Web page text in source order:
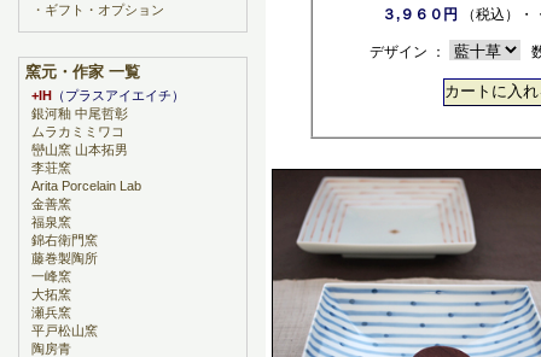
３,９６０円 （税込）・
デザイン ：
・ ギフト・オプション
窯元・作家 一覧
+IH （プラスアイエイチ）
銀河釉 中尾哲彰
ムラカミミワコ
巒山窯 山本拓男
李荘窯
Arita Porcelain Lab
金善窯
福泉窯
錦右衛門窯
藤巻製陶所
一峰窯
大拓窯
瀬兵窯
平戸松山窯
陶房青